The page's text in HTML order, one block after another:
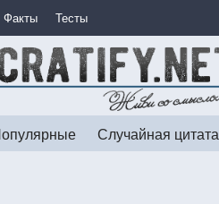
Факты Тесты
Случайная цитата